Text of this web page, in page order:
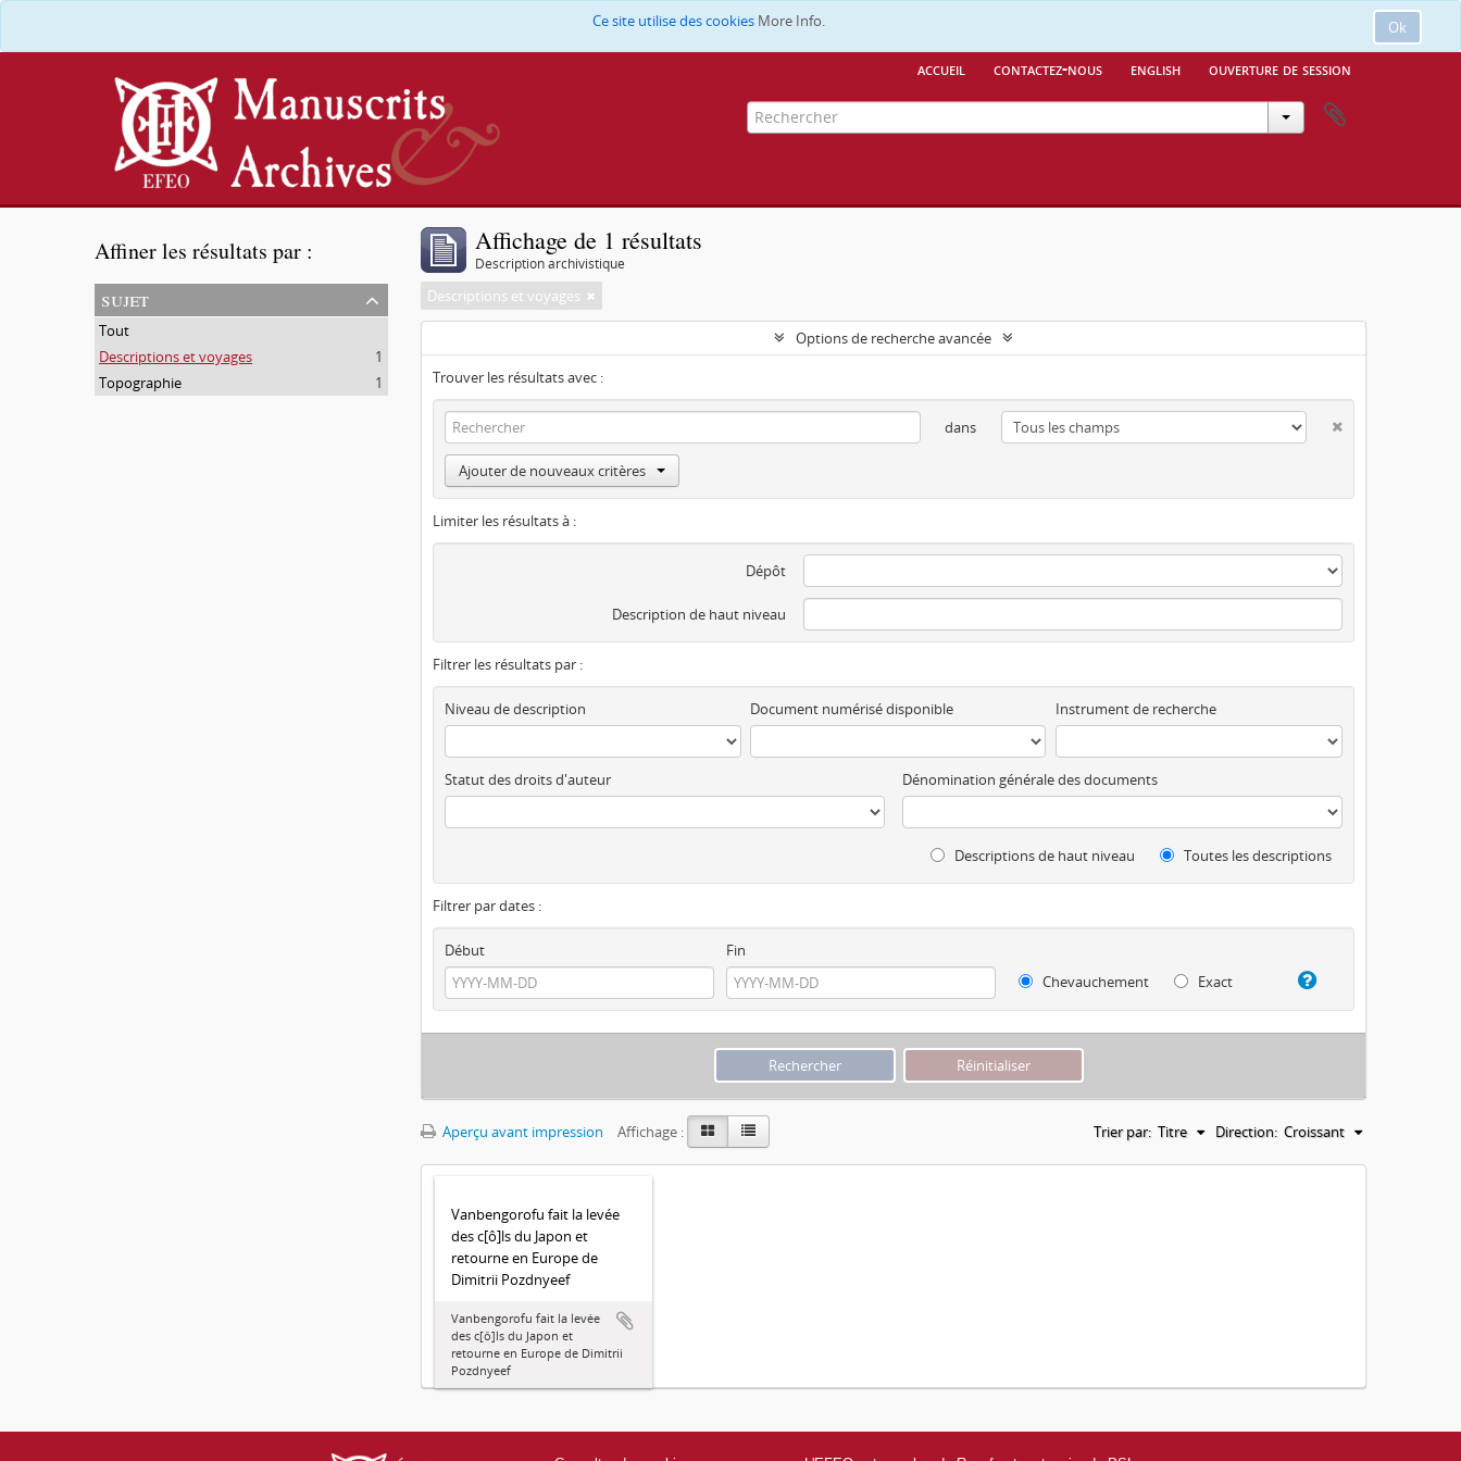
Ok
Ce site utilise des cookies More Info.
accueil contactez-nous english ouverture de session
Affiner les résultats par :
sujet
Tout
Descriptions et voyages
1
Topographie
1
Affichage de 1 résultats
Description archivistique
Descriptions et voyages
Options de recherche avancée
Trouver les résultats avec :
dans
Ajouter de nouveaux critères
Limiter les résultats à :
Dépôt
Description de haut niveau
Filtrer les résultats par :
Niveau de description Document numérisé disponible Instrument de recherche
Statut des droits d'auteur Dénomination générale des documents
Descriptions de haut niveau Toutes les descriptions
Filtrer par dates :
Début
Fin
Chevauchement
Exact
Aperçu avant impression Affichage : Trier par: Titre Direction: Croissant
Vanbengorofu fait la levée
des c[ô]ls du Japon et
retourne en Europe de
Dimitrii Pozdnyeef
Vanbengorofu fait la levée
des c[ô]ls du Japon et
retourne en Europe de Dimitrii
Pozdnyeef